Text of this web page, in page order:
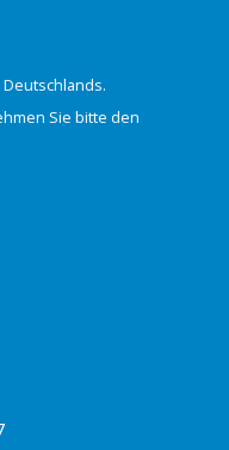
Sie bitte den